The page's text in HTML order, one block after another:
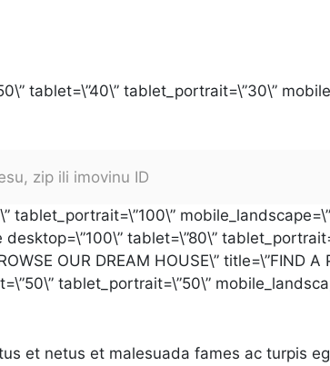
tablet=\”40\” tablet_portrait=\”30\”
tablet_portrait=\”100\”
tablet=\”80\”
OUR DREAM HOUSE\” title=\”FIND A
tablet_portrait=\”50\”
et netus et malesuada fames ac turpis